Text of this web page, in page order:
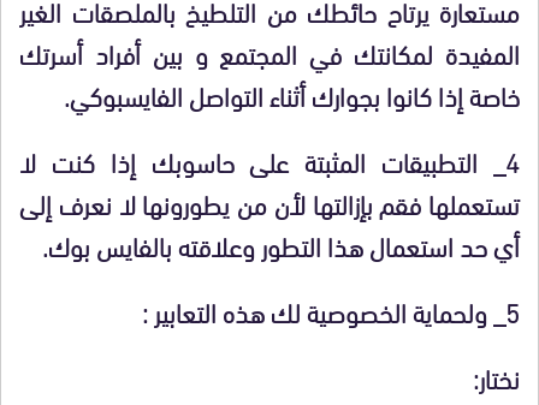
مستعارة يرتاح حائطك من التلطيخ بالملصقات الغير
المفيدة لمكانتك في المجتمع و بين أفراد أسرتك
خاصة إذا كانوا بجوارك أثناء التواصل الفايسبوكي.
4_ التطبيقات المثبتة على حاسوبك إذا كنت لا
تستعملها فقم بإزالتها لأن من يطورونها لا نعرف إلى
أي حد استعمال هذا التطور وعلاقته بالفايس بوك.
5_ ولحماية الخصوصية لك هذه التعابير :
نختار: